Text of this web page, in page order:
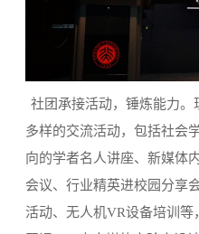
社团承接活动，锤炼能力
多样的交流活动，包括社会
向的学者名人讲座、新媒体
会议、行业精英进校园分享
活动、无人机VR设备培训